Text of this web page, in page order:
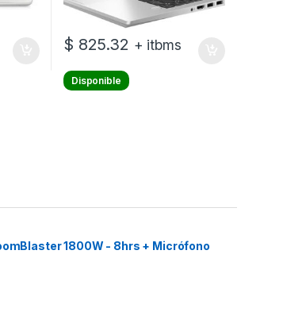
$ 825.32 + itbms
Disponible
1800W - 8hrs + Micrófono